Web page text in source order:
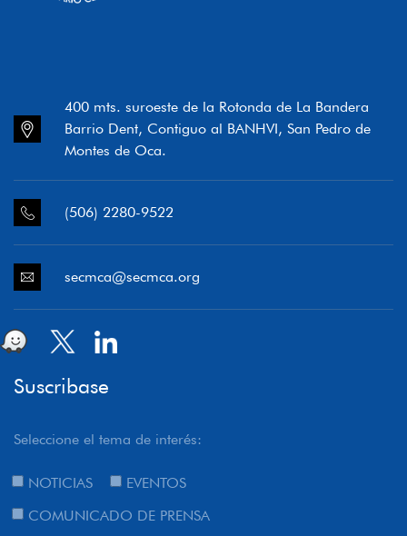
400 mts. suroeste de la Rotonda de La Bandera
Barrio Dent, Contiguo al BANHVI, San Pedro de
Montes de Oca.
(506) 2280-9522
secmca@secmca.org
Suscribase
Seleccione el tema de interés:
NOTICIAS
EVENTOS
COMUNICADO DE PRENSA